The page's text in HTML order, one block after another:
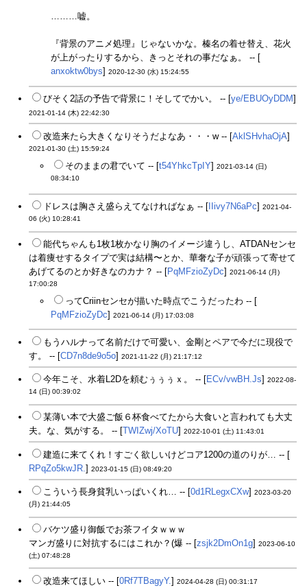
………嘘。
『背景のアニメ処理』じゃないかな。榛名の着せ替え、花火
が上がったりするから、きっとそれの事だなぁ。 -- [
anxoktw0bys] 2020-12-30 (水) 15:24:55
びそく2話の予告で背景に！そしてでかい。 -- [ye/EBUOyDDM]
2021-01-14 (木) 22:42:30
改造来たら大きくなりそうだよなあ・・・w -- [AklSHvhaOjA]
2021-01-30 (土) 15:59:24
そのままの君でいて -- [t54YhkcTpIY] 2021-03-14 (日)
08:34:10
ドレスは胸さえ盛らえてなければなぁ -- [ IIivy7N6aPc] 2021-04-
06 (火) 10:28:41
能代ちゃんも1枚1枚かなり胸のイメージ違うし、ATDANセンセ
は着痩せするタイプで実は結構〜とか、華奢な子が頑張って寄せて
あげてるのとか好きなのカナ？ -- [PqMFzioZyDc] 2021-06-14 (月)
17:00:28
ってCriinセンセが描いた時点でこうだったわ -- [
PqMFzioZyDc] 2021-06-14 (月) 17:03:08
もうハルナって名前だけで可愛い、金剛とペアで今だに現役で
す。 -- [CD7n8de9o5o] 2021-11-22 (月) 21:17:12
今年こそ、水着L2Dを頼むぅぅぅｘ。 -- [ECv/vwBH.Js] 2022-08-
14 (日) 00:39:02
某薄い本で大盛ご飯６杯食べてたから大食いと言われても大丈
夫。な、気がする。 -- [TWIZwj/XoTU] 2022-10-01 (土) 11:43:01
建造に来てくれ！すごく欲しいけどコア1200の道のりが… -- [
RPqZo5kwJR. ] 2023-01-15 (日) 08:49:20
こういう長身貧乳いっぱいくれ… -- [0d1RLegxCXw] 2023-03-20
(月) 21:44:05
バケツ盛り御飯でお茶フイタｗｗｗ
マンガ盛りに対抗するにはこれか？(爆 -- [zsjk2DmOn1g] 2023-06-10
(土) 07:48:28
改造来てほしい -- [0Rf7TBagyY.] 2024-04-28 (日) 00:31:17